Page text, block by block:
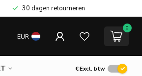
30 dagen retourneren
EUR
0
€Excl. btw